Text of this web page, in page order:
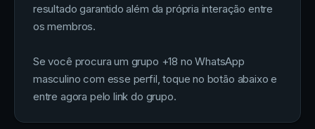
resultado garantido além da própria interação entre
os membros.
Se você procura um grupo +18 no WhatsApp
masculino com esse perfil, toque no botão abaixo e
entre agora pelo link do grupo.